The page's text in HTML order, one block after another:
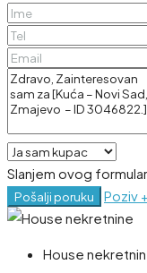
Slanjem ovog
Pošalji poruku Poziv
House